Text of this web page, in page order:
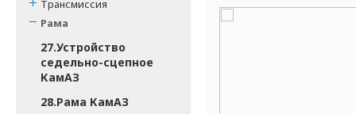
Трансмиссия
Рама
27.Устройство
седельно-сцепное
КамАЗ
28.Рама КамАЗ